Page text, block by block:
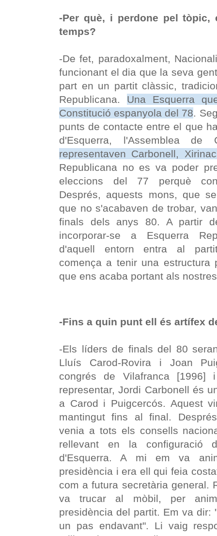
-Per què, i perdone pel tòpic,
temps?
-De fet, paradoxalment,
funcionant el dia que la seva
part en un partit clàssic,
Republicana. Una Esquerra
Constitució espanyola del 78.
punts de contacte entre el que
d'Esquerra, l'Assemblea de
representaven Carbonell,
Republicana no es va poder
eleccions del 77 perquè
Després, aquests mons, que
que no s'acabaven de trobar,
finals dels anys 80. A partir
incorporar-se a Esquerra
d'aquell entorn entra al
comença a tenir una estructura
que ens acaba portant als
-Fins a quin punt ell és artífex
-Els líders de finals del 80
Lluís Carod-Rovira i Joan
congrés de Vilafranca
representar, Jordi Carbonell és
a Carod i Puigcercós. Aquest
mantingut fins al final.
venia a tots els consells
rellevant en la configuració
d'Esquerra. A mi em va
presidència i era ell qui feia
com a futura secretària general.
va trucar al mòbil, per
presidència del partit. Em va dir:
un pas endavant". Li vaig